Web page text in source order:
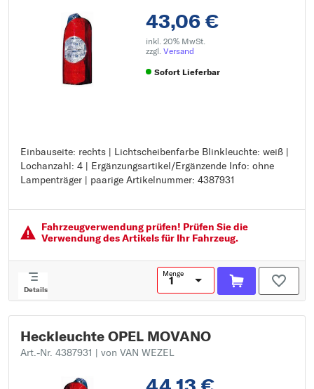
43,06 €
inkl. 20% MwSt.
zzgl. Versand
Sofort Lieferbar
Einbauseite: rechts | Lichtscheibenfarbe Blinkleuchte: weiß |
Lochanzahl: 4 | Ergänzungsartikel/Ergänzende Info: ohne
Lampenträger | paarige Artikelnummer: 4387931
Einbauseite: rechts
Lichtscheibenfarbe Blinkleuchte: weiß
Lochanzahl: 4
paarige Artikelnummer: 4387931
Fahrzeugver­wendung prüfen! Prüfen Sie die
Verwendung des Artikels für Ihr Fahrzeug.
Details
Menge
Heckleuchte OPEL MOVANO
Art.-Nr. 4387931 | von VAN WEZEL